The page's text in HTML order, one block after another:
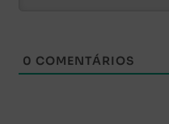
0 COMENTÁRIOS